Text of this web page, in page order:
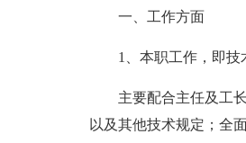
一、工作方面
1、本职工作，即技
主要配合主任及工
以及其他技术规定；全